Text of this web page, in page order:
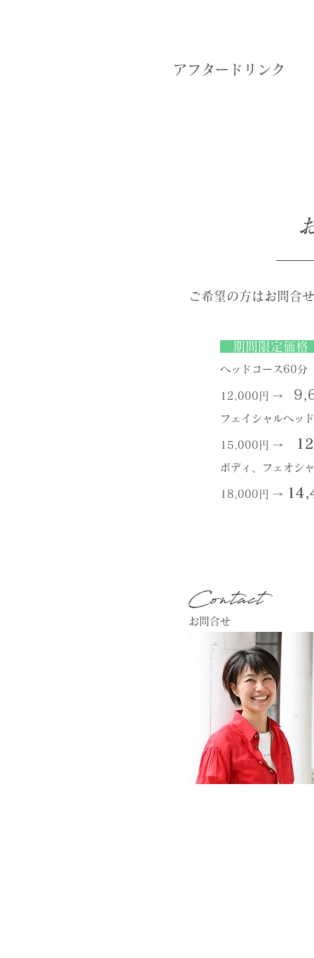
アフタードリンク
ご希望の方はお問合
期間限定価
ヘッドコース60
12,000 円 →
フェイシャルヘ
15,000 円 →
ボディ、フェオ
18,000円 →
お問合せ